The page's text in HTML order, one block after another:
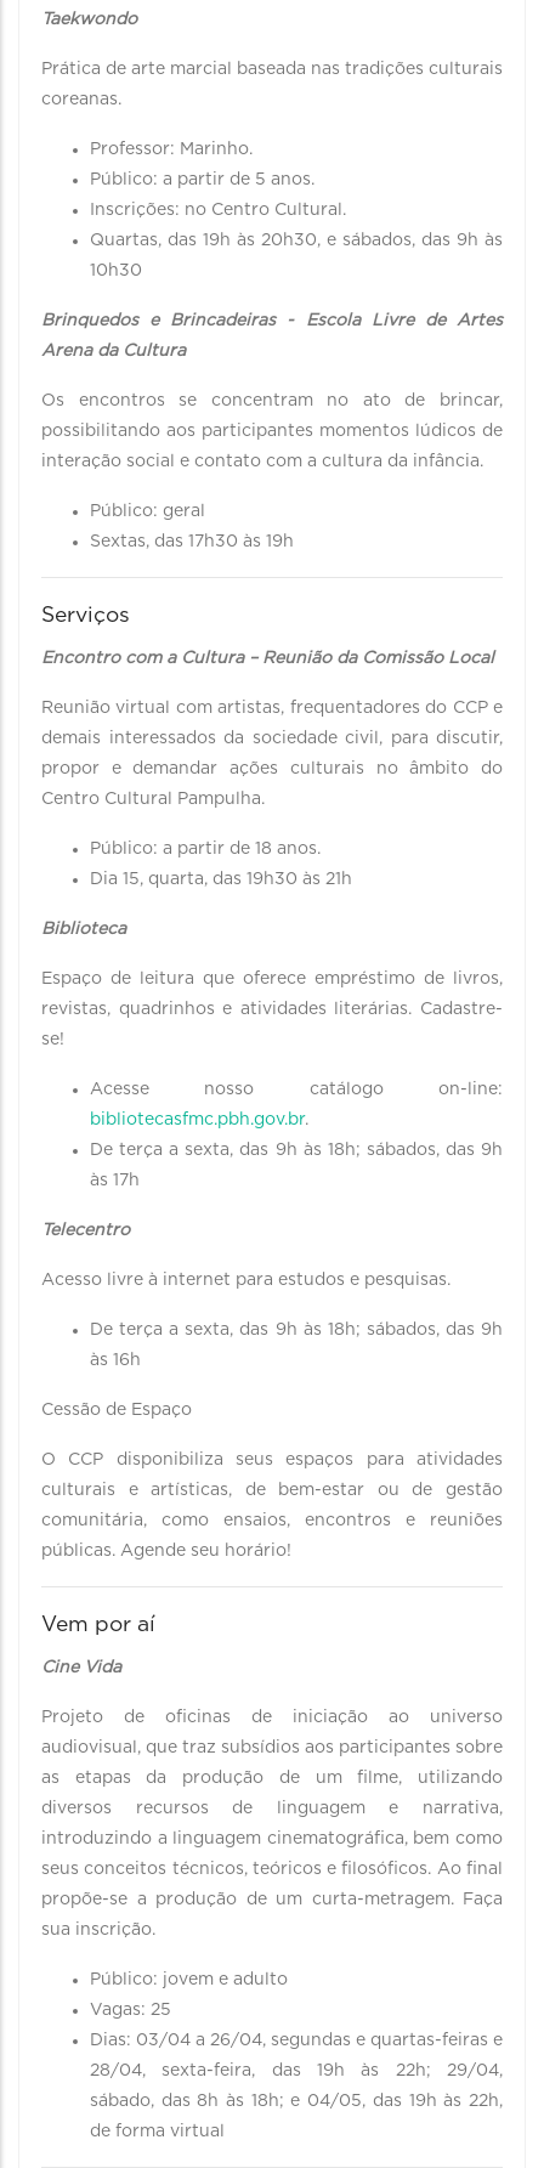
Taekwondo
Prática de arte marcial baseada nas tradições culturais
coreanas.
Professor: Marinho.
Público: a partir de 5 anos.
Inscrições: no Centro Cultural.
Quartas, das 19h às 20h30, e sábados, das 9h às
10h30
Brinquedos e Brincadeiras - Escola Livre de Artes
Arena da Cultura
Os encontros se concentram no ato de brincar,
possibilitando aos participantes momentos lúdicos de
interação social e contato com a cultura da infância.
Público: geral
Sextas, das 17h30 às 19h
Serviços
Encontro com a Cultura – Reunião da Comissão Local
Reunião virtual com artistas, frequentadores do CCP e
demais interessados da sociedade civil, para discutir,
propor e demandar ações culturais no âmbito do
Centro Cultural Pampulha.
Público: a partir de 18 anos.
Dia 15, quarta, das 19h30 às 21h
Biblioteca
Espaço de leitura que oferece empréstimo de livros,
revistas, quadrinhos e atividades literárias. Cadastre-
se!
Acesse nosso catálogo on-line:
bibliotecasfmc.pbh.gov.br.
De terça a sexta, das 9h às 18h; sábados, das 9h
às 17h
Telecentro
Acesso livre à internet para estudos e pesquisas.
De terça a sexta, das 9h às 18h; sábados, das 9h
às 16h
Cessão de Espaço
O CCP disponibiliza seus espaços para atividades
culturais e artísticas, de bem-estar ou de gestão
comunitária, como ensaios, encontros e reuniões
públicas. Agende seu horário!
Vem por aí
Cine Vida
Projeto de oficinas de iniciação ao universo
audiovisual, que traz subsídios aos participantes sobre
as etapas da produção de um filme, utilizando
diversos recursos de linguagem e narrativa,
introduzindo a linguagem cinematográfica, bem como
seus conceitos técnicos, teóricos e filosóficos. Ao final
propõe-se a produção de um curta-metragem. Faça
sua inscrição.
Público: jovem e adulto
Vagas: 25
Dias: 03/04 a 26/04, segundas e quartas-feiras e
28/04, sexta-feira, das 19h às 22h; 29/04,
sábado, das 8h às 18h; e 04/05, das 19h às 22h,
de forma virtual